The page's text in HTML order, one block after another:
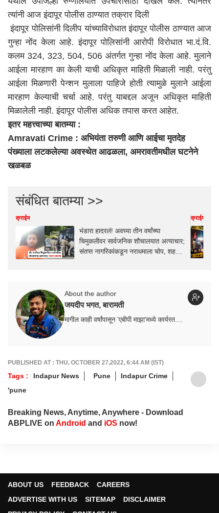
त्यांनी आज इंदापूर पोलीस ठाण्यात तक्रार दिली
इंदापूर पोलिसांनी दिलीप यांच्याविरोधात इंदापूर पोलीस ठाण्यात आज
गुन्हा नोंद केला आहे. इंदापूर पोलिसांनी आरोपी विरोधात भा.दं.वि.
कलम 324, 323, 504, 506 अंतर्गत गुन्हा नोंद केला आहे. मुलाने
आईला मारहाण का केली याची अधिकृत माहिती मिळाली नाही. परंतु
आईला मिळणारी पेन्शन मुलाला पाहिजे होती त्यामुळे मुलाने आईला
मारहाण केल्याची चर्चा आहे. परंतु याबद्दल अजून अधिकृत माहिती
मिळालेली नाही. इंदापूर पोलीस अधिक तपास करत आहेत.
इतर महत्त्वाच्या बातम्या :
Amravati Crime : अभियंता तरुणी आणि आईचा मृतदेह
पंख्याला लटकलेल्या अवस्थेत आढळला, अमरावतीमधील घटनेने
खळबळ
संबंधित बातम्या >>
क्राईम
भंडारा हादरलं! अवघ्या तीन वर्षांच्या
चिमुकलीवर सार्वजनिक शौचालयात अत्याचार;
संतप्त नागरिकांकडून नराधमाला चोप, शहरात
क्राईम
About the author
जयदीप भगत, बारामती
मागील काही वर्षांपासून 'एबीपी माझा'मध्ये कार्यरत....
PUBLISHED AT : THU, OCTOBER 27,2022, 6:44 AM (IST)
Tags : Indapur News Pune
Indapur Crime
'pune
Breaking News, Anytime, Anywhere - Download
ABPLIVE on Android and iOS now!
ABOUT US FEEDBACK
CAREERS
ADVERTISE WITH US
SITEMAP
DISCLAIMER